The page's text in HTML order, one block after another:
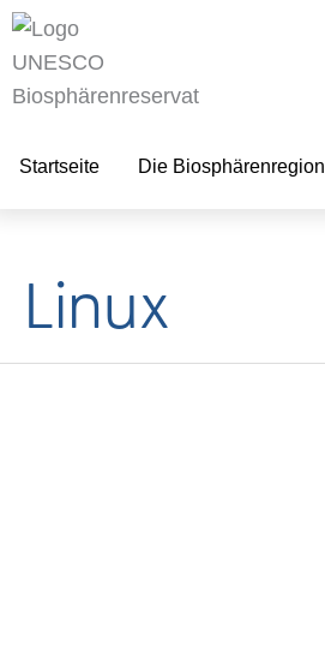
zum
Inhalt
Startseite Die Biosphärenregion
Linux